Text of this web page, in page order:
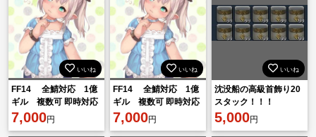
いいね
FF14 全鯖対応 1億
ギル 複数可 即時対応
7,000円
いいね
FF14 全鯖対応 1億
ギル 複数可 即時対応
7,000円
いいね
沈没船の高級首飾り20
スタック！！！
5,000円